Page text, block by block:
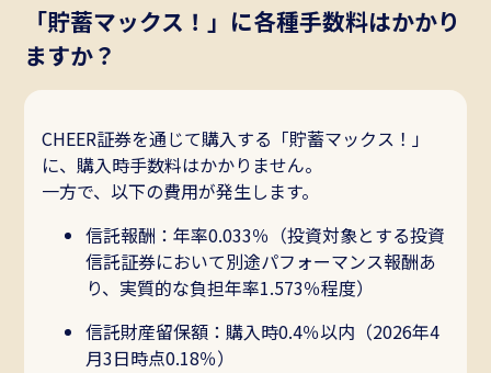
会社情報
コンテンツ
ツール
Habitto口座を開設
「貯蓄マックス！」に各種手数料はかかり
ますか？
CHEER証券を通じて購入する「貯蓄マックス！」
に、購入時手数料はかかりません。
一方で、以下の費用が発生します。
信託報酬：年率0.033％（投資対象とする投資
信託証券において別途パフォーマンス報酬あ
り、実質的な負担年率1.573％程度）
信託財産留保額：購入時0.4％以内（2026年4
月3日時点0.18％）